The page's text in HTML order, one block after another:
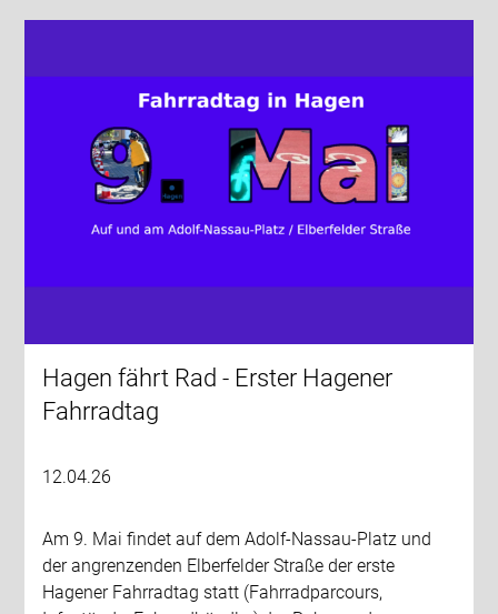
Hagen fährt Rad - Erster Hagener
Fahrradtag
12.04.26
Am 9. Mai findet auf dem Adolf-Nassau-Platz und
der angrenzenden Elberfelder Straße der erste
Hagener Fahrradtag statt (Fahrradparcours,